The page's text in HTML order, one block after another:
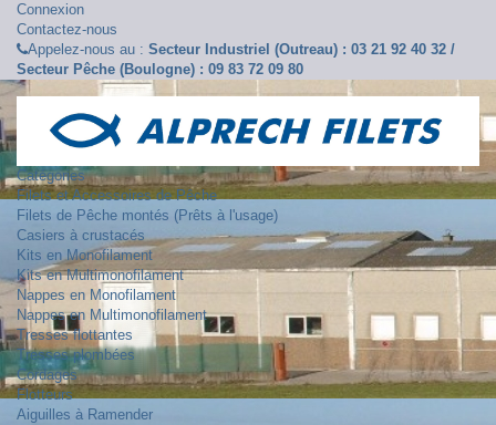
Connexion
Contactez-nous
Appelez-nous au : Secteur Industriel (Outreau) : 03 21 92 40 32 /
Secteur Pêche (Boulogne) : 09 83 72 09 80
Catégories
Filets et Accessoires de Pêche
Filets de Pêche montés (Prêts à l'usage)
Casiers à crustacés
Kits en Monofilament
Kits en Multimonofilament
Nappes en Monofilament
Nappes en Multimonofilament
Tresses flottantes
Tresses plombées
Cordages
Flotteurs
Aiguilles à Ramender